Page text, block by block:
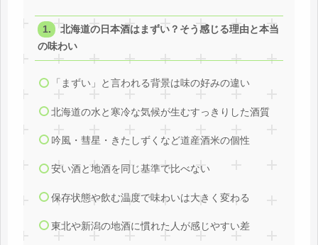
北海道の日本酒はまずい？そう感じる理由と本当
の味わい
「まずい」と言われる背景は味の好みの違い
北海道の水と寒冷な気候が生むすっきりした酒質
吟風・彗星・きたしずくなど道産酒米の個性
安い酒と地酒を同じ基準で比べない
保存状態や飲む温度で味わいは大きく変わる
東北や新潟の地酒に慣れた人が感じやすい差